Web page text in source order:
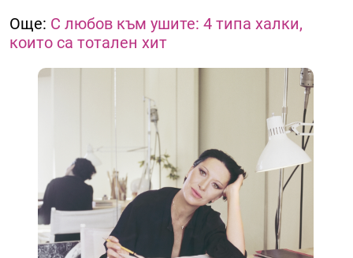
Още: С любов към ушите: 4 типа халки,
които са тотален хит